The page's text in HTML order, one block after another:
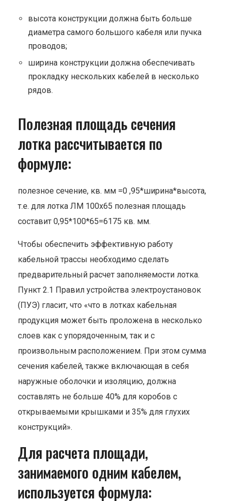
высота конструкции должна быть больше
диаметра самого большого кабеля или пучка
проводов;
ширина конструкции должна обеспечивать
прокладку нескольких кабелей в несколько
рядов.
Полезная площадь сечения
лотка рассчитывается по
формуле:
полезное сечение, кв. мм =0 ,95*ширина*высота,
т.е. для лотка ЛМ 100х65 полезная площадь
составит 0,95*100*65=6175 кв. мм.
Чтобы обеспечить эффективную работу
кабельной трассы необходимо сделать
предварительный расчет заполняемости лотка.
Пункт 2.1 Правил устройства электроустановок
(ПУЭ) гласит, что «что в лотках кабельная
продукция может быть проложена в несколько
слоев как с упорядоченным, так и с
произвольным расположением. При этом сумма
сечения кабелей, также включающая в себя
наружные оболочки и изоляцию, должна
составлять не больше 40% для коробов с
открываемыми крышками и 35% для глухих
конструкций».
Для расчета площади,
занимаемого одним кабелем,
используется формула: